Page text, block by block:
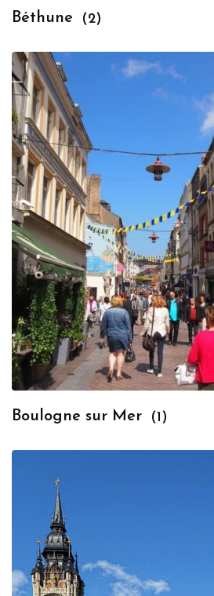
Béthune (2)
Boulogne sur Mer (1)